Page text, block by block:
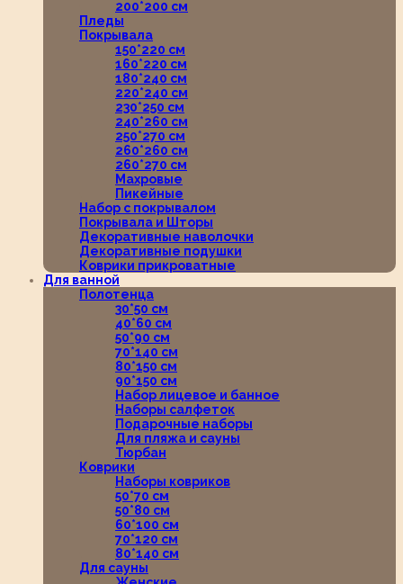
200*200 см
Пледы
Покрывала
150*220 см
160*220 см
180*240 см
220*240 см
230*250 см
240*260 см
250*270 см
260*260 см
260*270 см
Махровые
Пикейные
Набор с покрывалом
Покрывала и Шторы
Декоративные наволочки
Декоративные подушки
Коврики прикроватные
Для ванной
Полотенца
30*50 см
40*60 см
50*90 см
70*140 см
80*150 см
90*150 см
Набор лицевое и банное
Наборы салфеток
Подарочные наборы
Для пляжа и сауны
Тюрбан
Коврики
Наборы ковриков
50*70 см
50*80 см
60*100 см
70*120 см
80*140 см
Для сауны